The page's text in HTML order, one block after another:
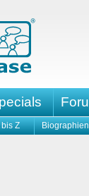
bis Z Biographien